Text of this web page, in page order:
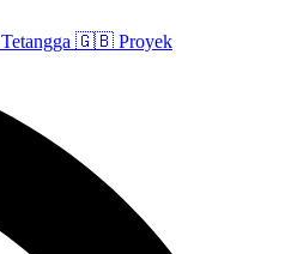
Tetangga 🇬🇧 Proyek